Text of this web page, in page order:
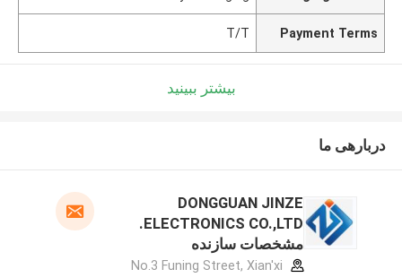
Payment Terms
T/T
بیشتر ببینید
دربارهی ما
DONGGUAN JINZE
ELECTRONICS CO.,LTD.
مشخصات سازنده
No.3 Funing Street, Xian'xi